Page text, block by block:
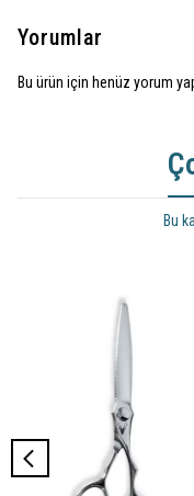
Yorumlar
Bu ürün için henüz yorum
Bu